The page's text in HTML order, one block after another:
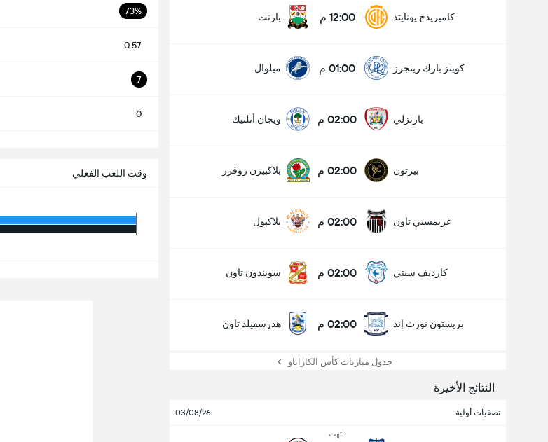
كامبريدج يونايتد 12:00 م بارنت
كوينز بارك رينجرز 01:00 م ميلوال
بارنزلي 02:00 م ويجان أتلتيك
بيرتون 02:00 م بلاكبيرن روفرز
غريمسبي تاون 02:00 م بلاكبول
كارديف سيتي 02:00 م سويندون تاون
بريستون نورث إند 02:00 م هدرسفيلد تاون
جدول مباريات كأس الكاراباو
النتائج الأخيرة
تصفيات أولية 03/08/26
انتهت
73%
0.57
7
0
وقت اللعب الفعلي